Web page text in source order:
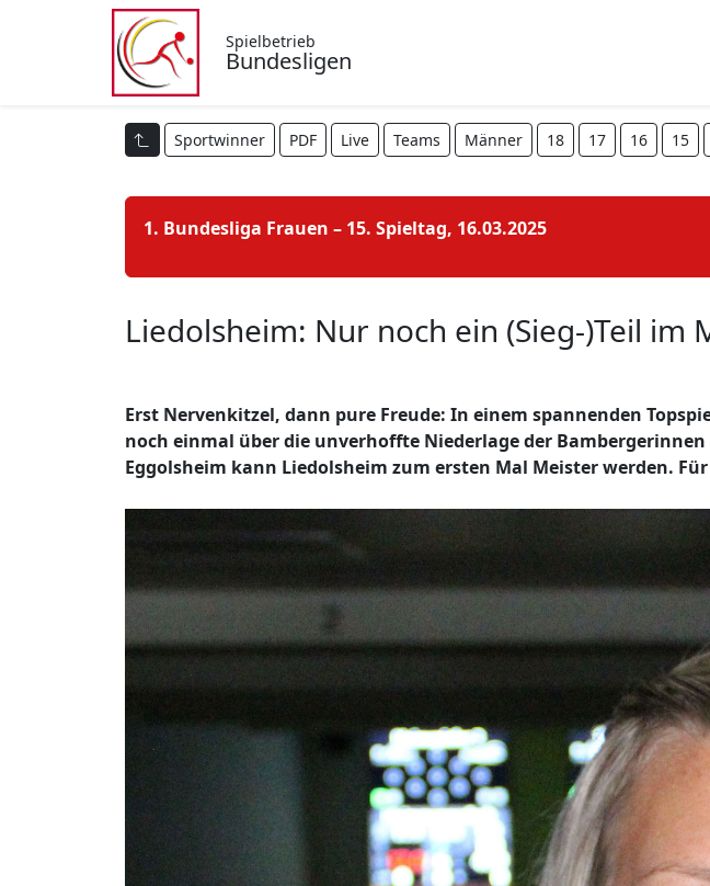
Spielbetrieb
Bundesligen
Sportwinner PDF Live Teams Männer 18 17 16 15
1. Bundesliga Frauen – 15. Spieltag, 16.03.2025
Liedolsheim: Nur noch ein (Sieg-)Teil
Erst Nervenkitzel, dann pure Freude: In einem spannenden
noch einmal über die unverhoffte Niederlage der
Eggolsheim kann Liedolsheim zum ersten Mal Meister werden.